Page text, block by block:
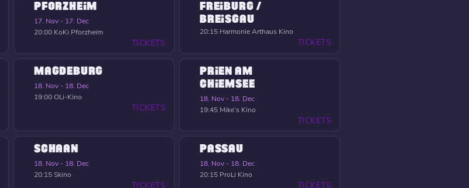
PFORZHEIM
17. Nov - 17. Dec
20:00 KoKi Pforzheim
TICKETS
FREIBURG /
BREISGAU
20:15 Harmonie Arthaus Kino
TICKETS
MAGDEBURG
18. Nov - 18. Dec
19:00OLi-Kino
TICKETS
PRIEN AM
CHIEMSEE
18. Nov - 18. Dec
19:45 Mike’s Kino
TICKETS
SCHAAN
18. Nov - 18. Dec
20:15Skino
TICKETS
PASSAU
18. Nov - 18. Dec
20:15 ProLi Kino
TICKETS